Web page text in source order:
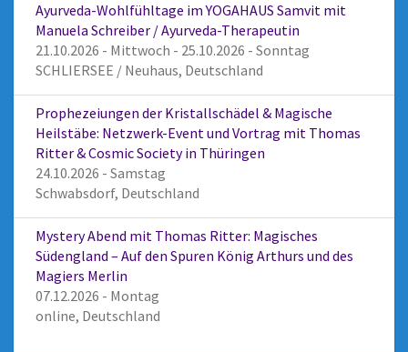
Ayurveda-Wohlfühltage im YOGAHAUS Samvit mit
Manuela Schreiber / Ayurveda-Therapeutin
21.10.2026 - Mittwoch - 25.10.2026 - Sonntag
SCHLIERSEE / Neuhaus, Deutschland
Prophezeiungen der Kristallschädel & Magische
Heilstäbe: Netzwerk-Event und Vortrag mit Thomas
Ritter & Cosmic Society in Thüringen
24.10.2026 - Samstag
Schwabsdorf, Deutschland
Mystery Abend mit Thomas Ritter: Magisches
Südengland – Auf den Spuren König Arthurs und des
Magiers Merlin
07.12.2026 - Montag
online, Deutschland